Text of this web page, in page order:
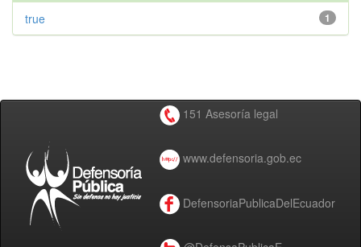
1
true
151 Asesoría legal
www.defensoria.gob.ec
DefensoriaPublicaDelEcuador